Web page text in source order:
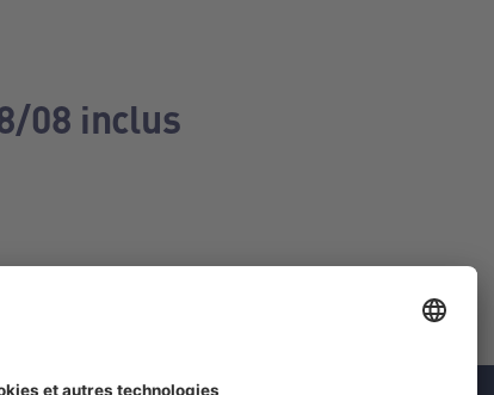
08 inclus